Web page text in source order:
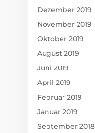
Dezember 2019
November 2019
Oktober 2019
August 2019
Juni 2019
April 2019
Februar 2019
Januar 2019
September 2018